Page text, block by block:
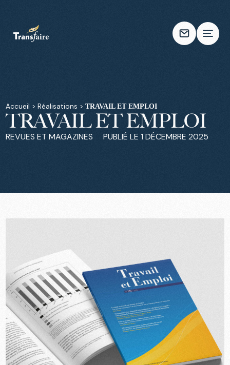
Accueil >Réalisations >TRAVAIL ET EMPLOI
TRAVAIL ET EMPLOI
REVUES ET MAGAZINES PUBLIÉ LE 1 DÉCEMBRE 2025